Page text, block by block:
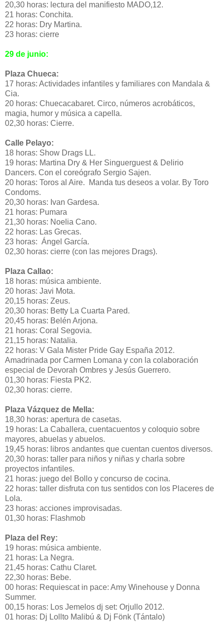
20,30 horas: lectura del manifiesto MADO,12.
21 horas: Conchita.
22 horas: Dry Martina.
23 horas: cierre
29 de junio:
Plaza Chueca:
17 horas: Actividades infantiles y familiares con Mandala &
Cia.
20 horas: Chuecacabaret. Circo, números acrobáticos,
magia, humor y música a capella.
02,30 horas: Cierre.
Calle Pelayo:
18 horas: Show Drags LL.
19 horas: Martina Dry & Her Singuerguest & Delirio
Dancers. Con el coreógrafo Sergio Sajen.
20 horas: Toros al Aire. Manda tus deseos a volar. By Toro
Condoms.
20,30 horas: Ivan Gardesa.
21 horas: Pumara
21,30 horas: Noelia Cano.
22 horas: Las Grecas.
23 horas: Ángel García.
02,30 horas: cierre (con las mejores Drags).
Plaza Callao:
18 horas: música ambiente.
20 horas: Javi Mota.
20,15 horas: Zeus.
20,30 horas: Betty La Cuarta Pared.
20,45 horas: Belén Arjona.
21 horas: Coral Segovia.
21,15 horas: Natalia.
22 horas: V Gala Mister Pride Gay España 2012.
Amadrinada por Carmen Lomana y con la colaboración
especial de Devorah Ombres y Jesús Guerrero.
01,30 horas: Fiesta PK2.
02,30 horas: cierre.
Plaza Vázquez de Mella:
18,30 horas: apertura de casetas.
19 horas: La Caballera, cuentacuentos y coloquio sobre
mayores, abuelas y abuelos.
19,45 horas: libros andantes que cuentan cuentos diversos.
20,30 horas: taller para niños y niñas y charla sobre
proyectos infantiles.
21 horas: juego del Bollo y concurso de cocina.
22 horas: taller disfruta con tus sentidos con los Placeres de
Lola.
23 horas: acciones improvisadas.
01,30 horas: Flashmob
Plaza del Rey:
19 horas: música ambiente.
21 horas: La Negra.
21,45 horas: Cathu Claret.
22,30 horas: Bebe.
00 horas: Requiescat in pace: Amy Winehouse y Donna
Summer.
00,15 horas: Los Jemelos dj set: Orjullo 2012.
01 horas: Dj Lollto Malibú & Dj Fönk (Tántalo)